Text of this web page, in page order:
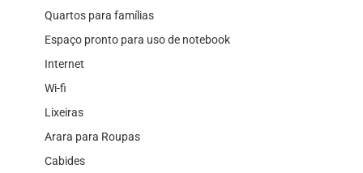
Quartos para famílias
Espaço pronto para uso de notebook
Internet
Wi-fi
Lixeiras
Arara para Roupas
Cabides